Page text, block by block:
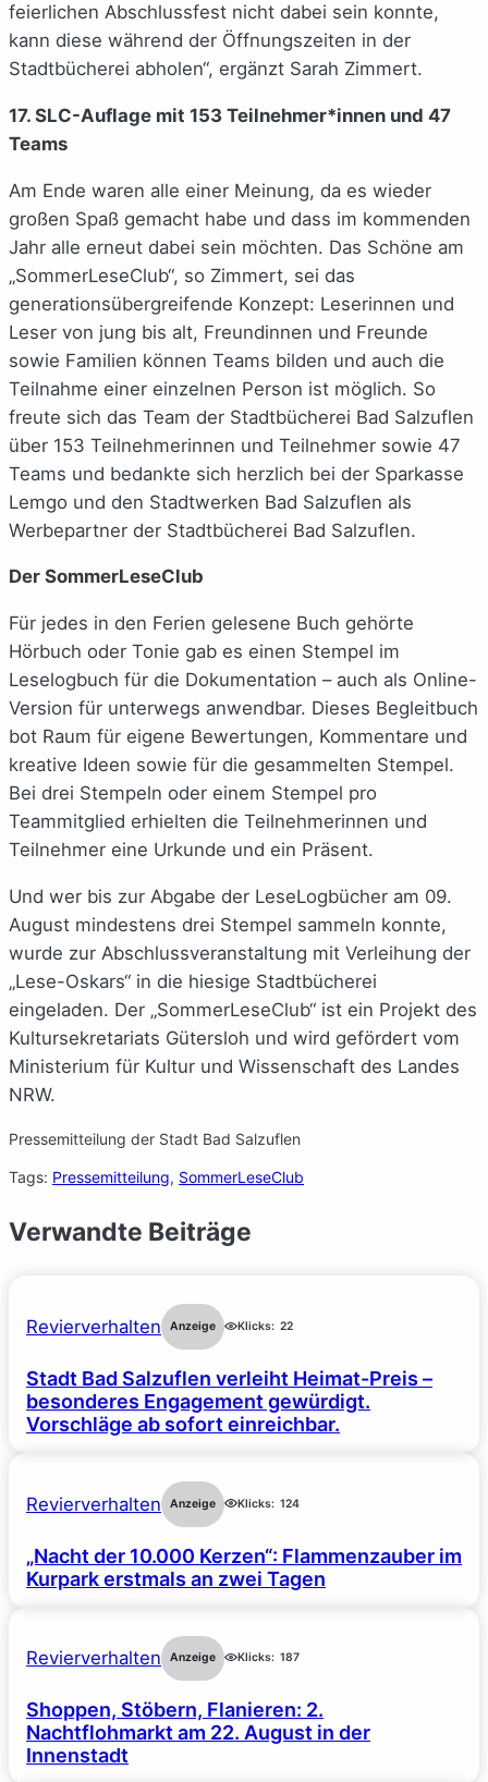
feierlichen Abschlussfest nicht dabei sein konnte,
kann diese während der Öffnungszeiten in der
Stadtbücherei abholen“, ergänzt Sarah Zimmert.
17. SLC-Auflage mit 153 Teilnehmer*innen und 47
Teams
Am Ende waren alle einer Meinung, da es wieder
großen Spaß gemacht habe und dass im kommenden
Jahr alle erneut dabei sein möchten. Das Schöne am
„SommerLeseClub“, so Zimmert, sei das
generationsübergreifende Konzept: Leserinnen und
Leser von jung bis alt, Freundinnen und Freunde
sowie Familien können Teams bilden und auch die
Teilnahme einer einzelnen Person ist möglich. So
freute sich das Team der Stadtbücherei Bad Salzuflen
über 153 Teilnehmerinnen und Teilnehmer sowie 47
Teams und bedankte sich herzlich bei der Sparkasse
Lemgo und den Stadtwerken Bad Salzuflen als
Werbepartner der Stadtbücherei Bad Salzuflen.
Der SommerLeseClub
Für jedes in den Ferien gelesene Buch gehörte
Hörbuch oder Tonie gab es einen Stempel im
Leselogbuch für die Dokumentation – auch als Online-
Version für unterwegs anwendbar. Dieses Begleitbuch
bot Raum für eigene Bewertungen, Kommentare und
kreative Ideen sowie für die gesammelten Stempel.
Bei drei Stempeln oder einem Stempel pro
Teammitglied erhielten die Teilnehmerinnen und
Teilnehmer eine Urkunde und ein Präsent.
Und wer bis zur Abgabe der LeseLogbücher am 09.
August mindestens drei Stempel sammeln konnte,
wurde zur Abschlussveranstaltung mit Verleihung der
„Lese-Oskars“ in die hiesige Stadtbücherei
eingeladen. Der „SommerLeseClub“ ist ein Projekt des
Kultursekretariats Gütersloh und wird gefördert vom
Ministerium für Kultur und Wissenschaft des Landes
NRW.
Pressemitteilung der Stadt Bad Salzuflen
Tags: Pressemitteilung, SommerLeseClub
Verwandte Beiträge
Revierverhalten Anzeige Klicks: 22
Stadt Bad Salzuflen verleiht Heimat-Preis –
besonderes Engagement gewürdigt.
Vorschläge ab sofort einreichbar.
Revierverhalten Anzeige Klicks: 124
„Nacht der 10.000 Kerzen“: Flammenzauber im
Kurpark erstmals an zwei Tagen
Revierverhalten Anzeige Klicks: 187
Shoppen, Stöbern, Flanieren: 2.
Nachtflohmarkt am 22. August in der
Innenstadt